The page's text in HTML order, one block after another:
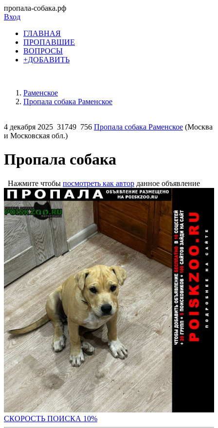
пропала-собака.рф
Вход
ГЛАВНАЯ
ПРОПАВШИЕ
ВОПРОСЫ
+ДОБАВИТЬ
Раменское
Пропала собака Раменское
4 декабря 2025 31749 756 Пропала собака Раменское (Москва
и Московская обл.)
Пропала собака
Нажмите чтобы посмотреть как автор данное объявление
СКОРОСТЬ ПОИСКА 10%